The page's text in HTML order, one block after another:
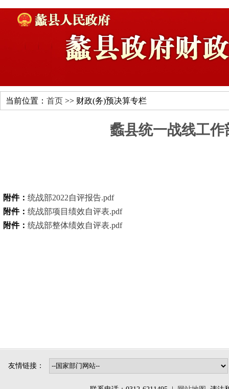
当前位置： 首页 >> 财政(务)预决算专栏
蠡县统一战线工作
附件： 统战部2022自评报告.pdf
附件： 统战部项目绩效自评表.pdf
附件： 统战部整体绩效自评表.pdf
友情链接：